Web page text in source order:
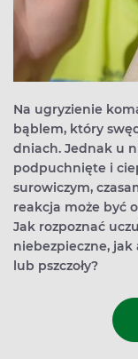
Na ugryzienie
bąblem, który
dniach. Jednak u
podpuchnięte i
surowiczym,
reakcja może być
Jak rozpoznać
niebezpieczne, jak
lub pszczoły?